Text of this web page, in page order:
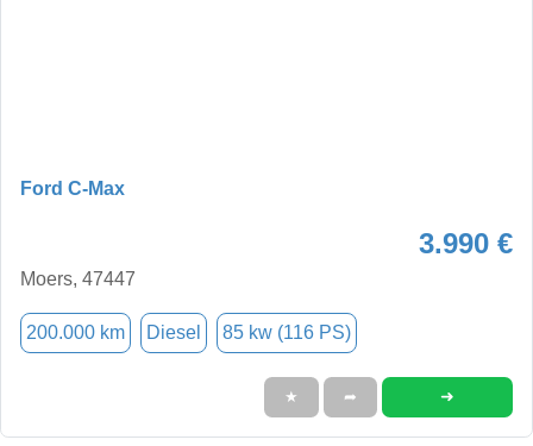
Ford C-Max
3.990 €
Moers, 47447
200.000 km Diesel 85 kw (116 PS)
★ ➦ ➜